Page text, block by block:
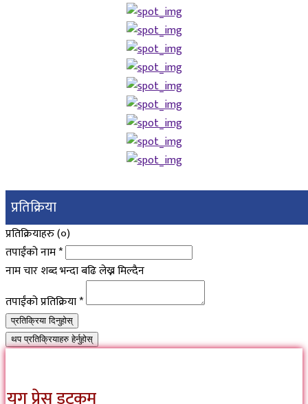
प्रतिक्रिया
प्रतिक्रियाहरु (०)
तपाईंको नाम*
नाम चार शब्द भन्दा बढि लेख्न मिल्दैन
तपाईंको प्रतिक्रिया*
प्रतिक्रिया दिनुहोस्
थप प्रतिक्रियाहरु हेर्नुहोस्